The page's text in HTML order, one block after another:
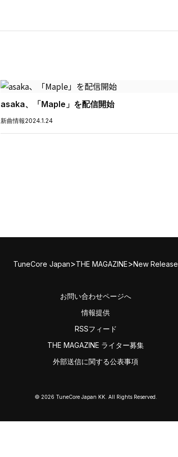
asaka、「Maple」を配信開始
新曲情報2024.1.24
TuneCore Japan>THE MAGAZINE>New Release
お問い合わせページへ
情報提供
RSSフィード
THE MAGAZINE ライター募集
外部送信に関する公表事項
© 2026 TuneCore Japan KK. All Rights Reserved.